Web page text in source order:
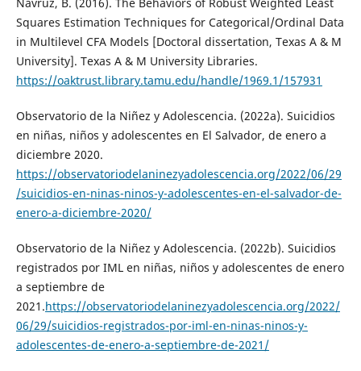
Squares Estimation Techniques for Categorical/Ordinal Data
in Multilevel CFA Models [Doctoral dissertation, Texas A & M
University]. Texas A & M University Libraries.
https://oaktrust.library.tamu.edu/handle/1969.1/157931
Observatorio de la Niñez y Adolescencia. (2022a). Suicidios
en niñas, niños y adolescentes en El Salvador, de enero a
diciembre 2020.
https://observatoriodelaninezyadolescencia.org/2022/06/29
/suicidios-en-ninas-ninos-y-adolescentes-en-el-salvador-de-
enero-a-diciembre-2020/
Observatorio de la Niñez y Adolescencia. (2022b). Suicidios
registrados por IML en niñas, niños y adolescentes de enero
a septiembre de
2021.https://observatoriodelaninezyadolescencia.org/2022/
06/29/suicidios-registrados-por-iml-en-ninas-ninos-y-
adolescentes-de-enero-a-septiembre-de-2021/